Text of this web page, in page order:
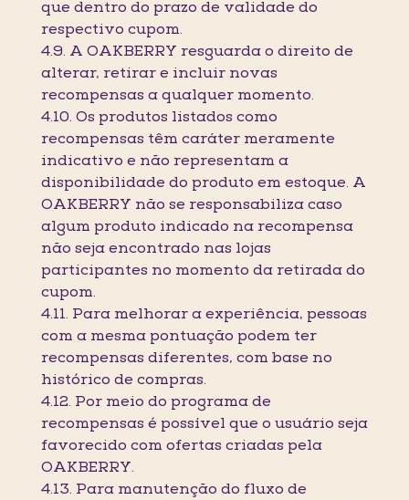
que dentro do prazo de validade do
respectivo cupom.
4.9. A OAKBERRY resguarda o direito de
alterar, retirar e incluir novas
recompensas a qualquer momento.
4.10. Os produtos listados como
recompensas têm caráter meramente
indicativo e não representam a
disponibilidade do produto em estoque. A
OAKBERRY não se responsabiliza caso
algum produto indicado na recompensa
não seja encontrado nas lojas
participantes no momento da retirada do
cupom.
4.11. Para melhorar a experiência, pessoas
com a mesma pontuação podem ter
recompensas diferentes, com base no
histórico de compras.
4.12. Por meio do programa de
recompensas é possível que o usuário seja
favorecido com ofertas criadas pela
OAKBERRY.
4.13. Para manutenção do fluxo de